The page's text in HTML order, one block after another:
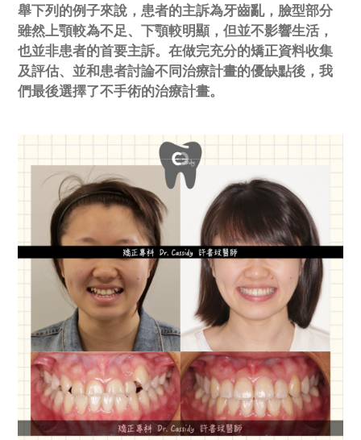
舉下列的例子來說，患者的主訴為牙齒亂，臉型部分
雖然上顎較為不足、下顎較明顯，但並不影響生活，
也並非患者的首要主訴。在做完充分的矯正資料收集
及評估、並和患者討論不同治療計畫的優缺點後，我
們最後選擇了不手術的治療計畫。